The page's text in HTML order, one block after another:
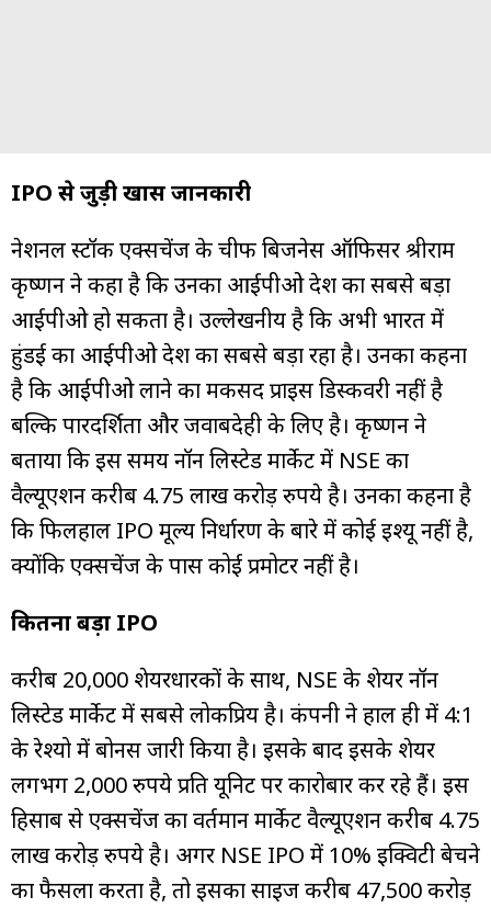
IPO से जुड़ी खास जानकारी
नेशनल स्टॉक एक्सचेंज के चीफ बिजनेस ऑफिसर श्रीराम
कृष्णन ने कहा है कि उनका आईपीओ देश का सबसे बड़ा
आईपीओ हो सकता है। उल्लेखनीय है कि अभी भारत में
हुंडई का आईपीओ देश का सबसे बड़ा रहा है। उनका कहना
है कि आईपीओ लाने का मकसद प्राइस डिस्कवरी नहीं है
बल्कि पारदर्शिता और जवाबदेही के लिए है। कृष्णन ने
बताया कि इस समय नॉन लिस्टेड मार्केट में NSE का
वैल्यूएशन करीब 4.75 लाख करोड़ रुपये है। उनका कहना है
कि फिलहाल IPO मूल्य निर्धारण के बारे में कोई इश्यू नहीं है,
क्योंकि एक्सचेंज के पास कोई प्रमोटर नहीं है।
कितना बड़ा IPO
करीब 20,000 शेयरधारकों के साथ, NSE के शेयर नॉन
लिस्टेड मार्केट में सबसे लोकप्रिय है। कंपनी ने हाल ही में 4:1
के रेश्यो में बोनस जारी किया है। इसके बाद इसके शेयर
लगभग 2,000 रुपये प्रति यूनिट पर कारोबार कर रहे हैं। इस
हिसाब से एक्सचेंज का वर्तमान मार्केट वैल्यूएशन करीब 4.75
लाख करोड़ रुपये है। अगर NSE IPO में 10% इक्विटी बेचने
का फैसला करता है, तो इसका साइज करीब 47,500 करोड़